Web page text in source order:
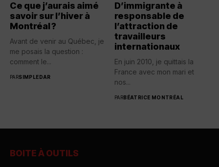
Ce que j’aurais aimé
savoir sur l’hiver à
Montréal ?
Avant de venir au Québec, je
me posais la question :
comment le...
PARSIMPLEDAR
D’immigrante à
responsable de
l’attraction de
travailleurs
internationaux
En juin 2010, je quittais la
France avec mon mari et
nos...
PARBÉATRICE MONTRÉAL
BOITE À OUTILS